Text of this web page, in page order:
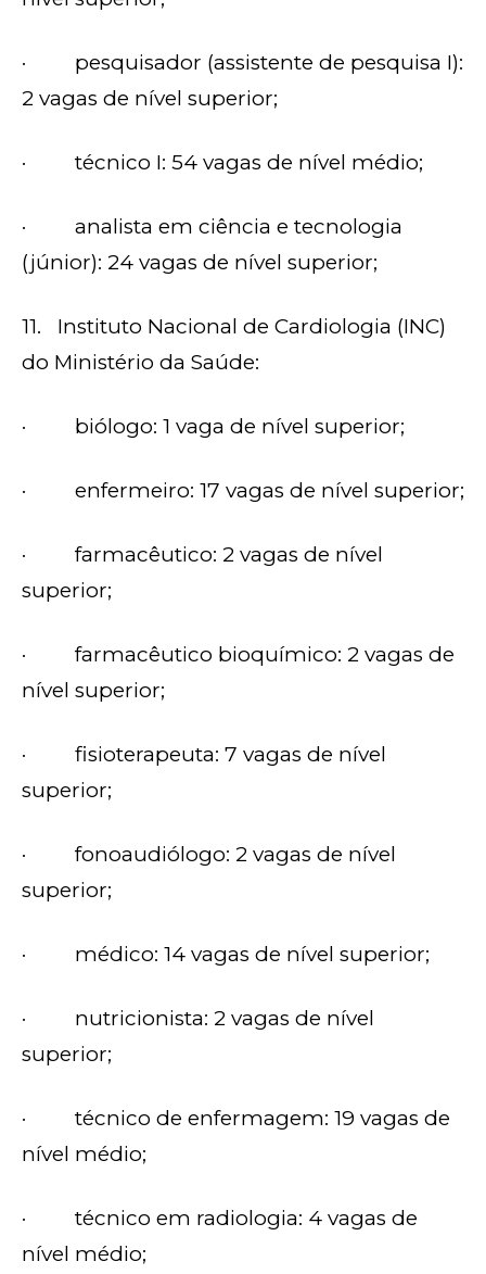
· pesquisador (assistente de pesquisa I):
2 vagas de nível superior;
· técnico I: 54 vagas de nível médio;
· analista em ciência e tecnologia
(júnior): 24 vagas de nível superior;
11. Instituto Nacional de Cardiologia (INC)
do Ministério da Saúde:
· biólogo: 1 vaga de nível superior;
· enfermeiro: 17 vagas de nível superior;
· farmacêutico: 2 vagas de nível
superior;
· farmacêutico bioquímico: 2 vagas de
nível superior;
· fisioterapeuta: 7 vagas de nível
superior;
· fonoaudiólogo: 2 vagas de nível
superior;
· médico: 14 vagas de nível superior;
· nutricionista: 2 vagas de nível
superior;
· técnico de enfermagem: 19 vagas de
nível médio;
· técnico em radiologia: 4 vagas de
nível médio;